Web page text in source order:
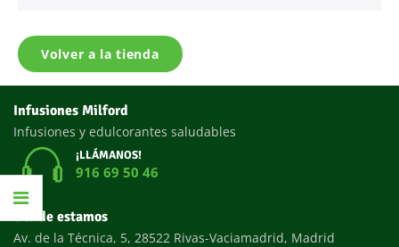
Volver a la tienda
Infusiones Milford
Infusiones y edulcorantes saludables
¡LLÁMANOS!
916 69 50 46
Dónde estamos
Av. de la Técnica, 5, 28522 Rivas-Vaciamadrid, Madrid